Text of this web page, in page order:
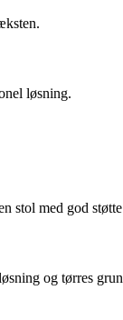
løsning.
stol med god
og tørres